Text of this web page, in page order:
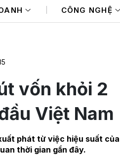
đời bậc nhất TP.HCM lên tiếng sau
CÔNG NGHỆ
vốn khỏi 2
Việt Nam
phát từ việc hiệu suất của
thời gian gần đây.